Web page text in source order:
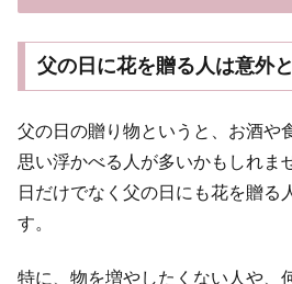
父の日に花を贈る人は意外
父の日の贈り物というと、お酒や
思い浮かべる人が多いかもしれま
日だけでなく父の日にも花を贈る
す。
特に、物を増やしたくない人や、